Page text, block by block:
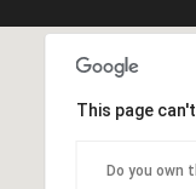
This page
Do you own